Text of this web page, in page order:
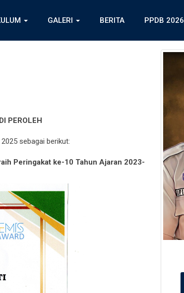
GALERI BERITA PPDB 2026
PEROLEH
sebagai berikut:
Peringakat ke-10 Tahun Ajaran 2023-